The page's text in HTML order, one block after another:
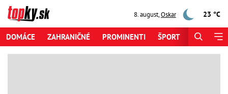
8. august,Oskar 23 °C
DOMÁCE ZAHRANIČNÉ PROMINENTI ŠPORT